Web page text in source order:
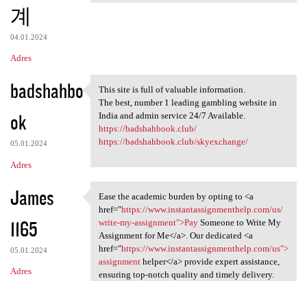
계
04.01.2024
Adres
badshahbo
ok
05.01.2024
Adres
This site is full of valuable
This site is full of valuable information.
The best, number 1 leading gambling website in
India and admin service 24/7 Available.
https://badshahbook.club/
https://badshahbook.club/skyexchange/
James
1165
05.01.2024
Adres
Ease the academic burden by
Ease the academic burden by opting to <a
href="https://www.instantassignmenthelp.com/us/
write-my-assignment">PaySomeone to Write My
Assignment for Me</a>. Our dedicated <a
href="https://www.instantassignmenthelp.com/us">
assignmenthelper</a> provide expert assistance,
ensuring top-notch quality and timely delivery.